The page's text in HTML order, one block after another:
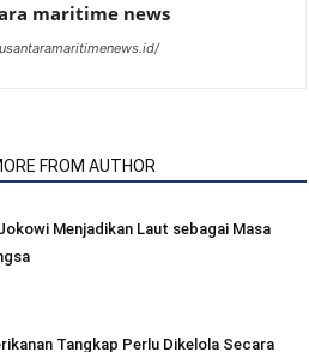
maritime news
FROM AUTHOR
Menjadikan Laut sebagai Masa
Tangkap Perlu Dikelola Secara